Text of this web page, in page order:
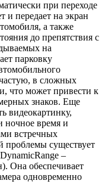
при переходе
и передает на экран
а также
до препятствия с
на
парковку
в сложных
что может привести к
знаков. Еще
видеокартинку,
ночное время и
встречных
проблемы существует
–
Она обеспечивает
одновременно